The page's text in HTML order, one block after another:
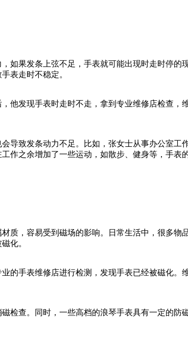
如果发条上弦不足，手表就可能出现时走时停的
表走时不稳定。
他发现手表时走时不走，拿到专业维修店检查，
导致发条动力不足。比如，张女士从事办公室工
作之余增加了一些运动，如散步、健身等，手表
质，容易受到磁场的影响。日常生活中，很多物
化。
的手表维修店进行检测，发现手表已经被磁化。
检查。同时，一些高档的浪琴手表具有一定的防